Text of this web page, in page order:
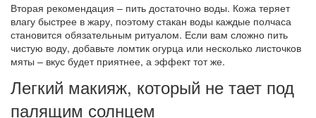
Вторая рекомендация – пить достаточно воды. Кожа теряет
влагу быстрее в жару, поэтому стакан воды каждые полчаса
становится обязательным ритуалом. Если вам сложно пить
чистую воду, добавьте ломтик огурца или несколько листочков
мяты – вкус будет приятнее, а эффект тот же.
Легкий макияж, который не тает под
палящим солнцем